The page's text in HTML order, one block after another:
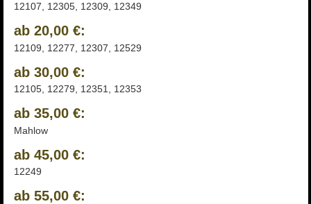
12107, 12305, 12309, 12349
ab 20,00 €:
12109, 12277, 12307, 12529
ab 30,00 €:
12105, 12279, 12351, 12353
ab 35,00 €:
Mahlow
ab 45,00 €:
12249
ab 55,00 €: